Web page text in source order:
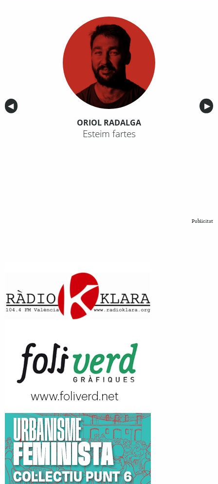
Anterior
◀︎ ▶︎
ORIOL RADALGA
Esteim fartes
Publicitat